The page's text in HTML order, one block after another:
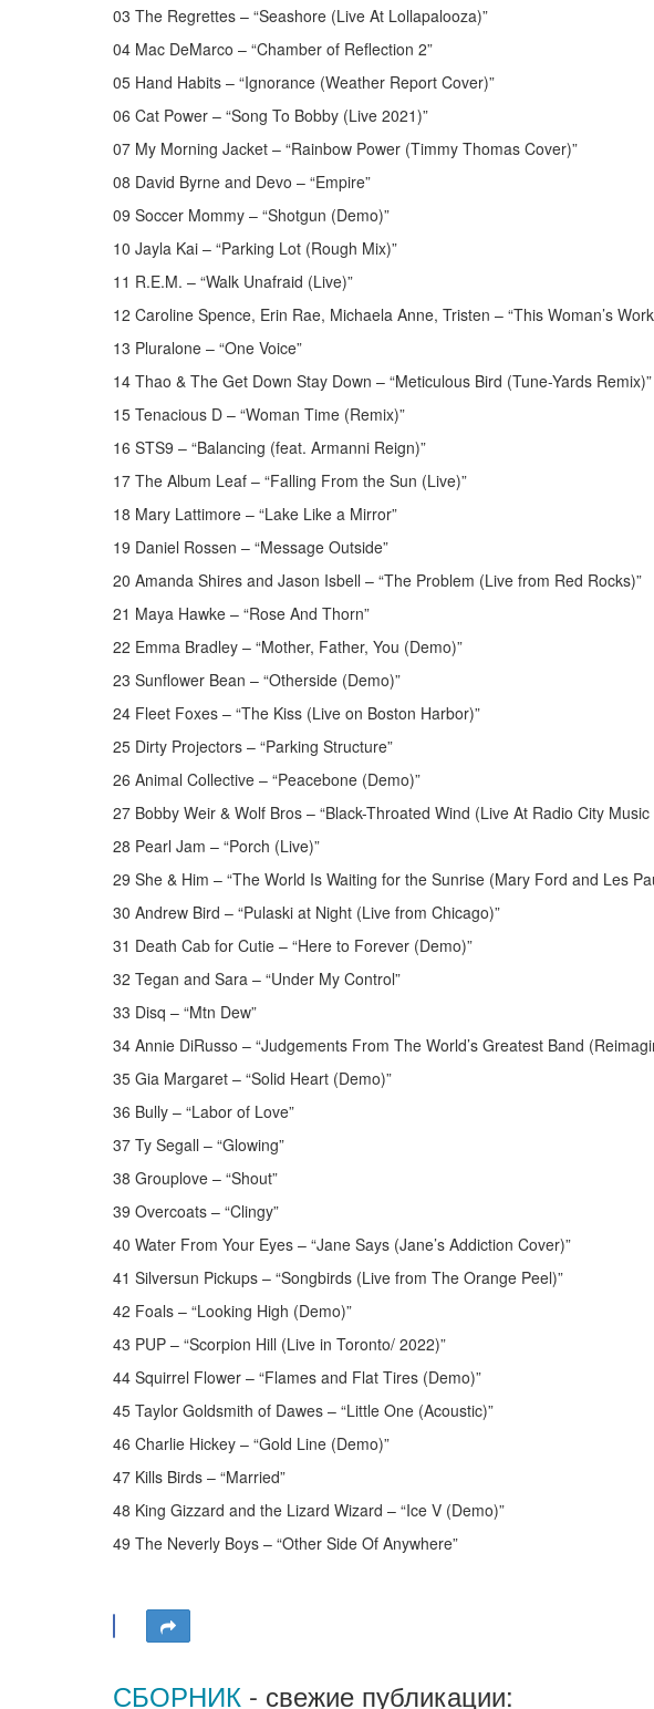
03 The Regrettes – “Seashore (Live At Lollapalooza)”
04 Mac DeMarco – “Chamber of Reflection 2”
05 Hand Habits – “Ignorance (Weather Report Cover)”
06 Cat Power – “Song To Bobby (Live 2021)”
07 My Morning Jacket – “Rainbow Power (Timmy Thomas Cover)”
08 David Byrne and Devo – “Empire”
09 Soccer Mommy – “Shotgun (Demo)”
10 Jayla Kai – “Parking Lot (Rough Mix)”
11 R.E.M. – “Walk Unafraid (Live)”
12 Caroline Spence, Erin Rae, Michaela Anne, Tristen – “This Woman’s
13 Pluralone – “One Voice”
14 Thao & The Get Down Stay Down – “Meticulous Bird (Tune-Yards Remix)”
15 Tenacious D – “Woman Time (Remix)”
16 STS9 – “Balancing (feat. Armanni Reign)”
17 The Album Leaf – “Falling From the Sun (Live)”
18 Mary Lattimore – “Lake Like a Mirror”
19 Daniel Rossen – “Message Outside”
20 Amanda Shires and Jason Isbell – “The Problem (Live from Red Rocks)”
21 Maya Hawke – “Rose And Thorn”
22 Emma Bradley – “Mother, Father, You (Demo)”
23 Sunflower Bean – “Otherside (Demo)”
24 Fleet Foxes – “The Kiss (Live on Boston Harbor)”
25 Dirty Projectors – “Parking Structure”
26 Animal Collective – “Peacebone (Demo)”
27 Bobby Weir & Wolf Bros – “Black-Throated Wind (Live At Radio City
28 Pearl Jam – “Porch (Live)”
29 She & Him – “The World Is Waiting for the Sunrise (Mary Ford and Les
30 Andrew Bird – “Pulaski at Night (Live from Chicago)”
31 Death Cab for Cutie – “Here to Forever (Demo)”
32 Tegan and Sara – “Under My Control”
33 Disq – “Mtn Dew”
34 Annie DiRusso – “Judgements From The World’s Greatest Band
35 Gia Margaret – “Solid Heart (Demo)”
36 Bully – “Labor of Love”
37 Ty Segall – “Glowing”
38 Grouplove – “Shout”
39 Overcoats – “Clingy”
40 Water From Your Eyes – “Jane Says (Jane’s Addiction Cover)”
41 Silversun Pickups – “Songbirds (Live from The Orange Peel)”
42 Foals – “Looking High (Demo)”
43 PUP – “Scorpion Hill (Live in Toronto/ 2022)”
44 Squirrel Flower – “Flames and Flat Tires (Demo)”
45 Taylor Goldsmith of Dawes – “Little One (Acoustic)”
46 Charlie Hickey – “Gold Line (Demo)”
47 Kills Birds – “Married”
48 King Gizzard and the Lizard Wizard – “Ice V (Demo)”
49 The Neverly Boys – “Other Side Of Anywhere”
СБОРНИК - свежие публикации: